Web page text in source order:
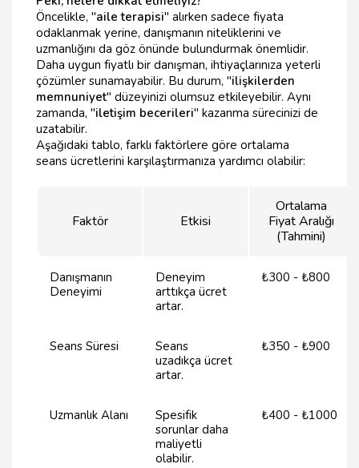
Öncelikle, "aile terapisi" alırken sadece fiyata
odaklanmak yerine, danışmanın niteliklerini ve
uzmanlığını da göz önünde bulundurmak önemlidir.
Daha uygun fiyatlı bir danışman, ihtiyaçlarınıza yeterli
çözümler sunamayabilir. Bu durum, "ilişkilerden
memnuniyet" düzeyinizi olumsuz etkileyebilir. Aynı
zamanda, "iletişim becerileri" kazanma sürecinizi de
uzatabilir.
Aşağıdaki tablo, farklı faktörlere göre ortalama
seans ücretlerini karşılaştırmanıza yardımcı olabilir:
Faktör Etkisi
Ortalama
Fiyat Aralığı
(Tahmini)
Danışmanın
Deneyimi
Deneyim
arttıkça ücret
artar.
₺300 - ₺800
Seans Süresi
Seans
uzadıkça ücret
artar.
₺350 - ₺900
Uzmanlık Alanı
Spesifik
sorunlar daha
maliyetli
olabilir.
₺400 - ₺1000